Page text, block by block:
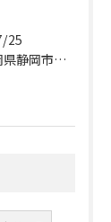
25
買取を静岡県静岡市でリング高価買取と査定無料で納得できる方法ガイド